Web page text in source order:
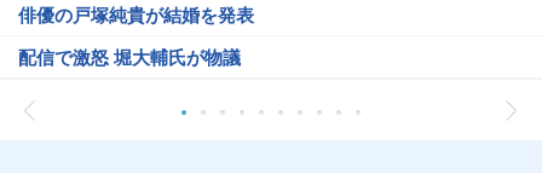
俳優の戸塚純貴が結婚を発表
配信で激怒 堀大輔氏が物議